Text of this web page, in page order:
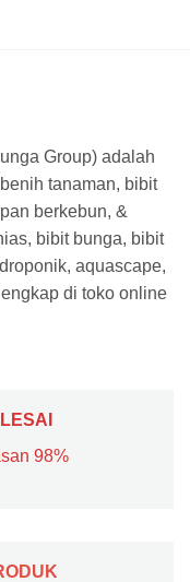
Group) adalah
tanaman, bibit
berkebun, &
bibit bunga, bibit
aquascape,
di toko online
98%